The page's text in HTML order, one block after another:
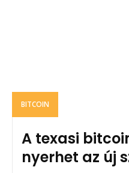
BITCOIN
A texasi
nyerhet az új